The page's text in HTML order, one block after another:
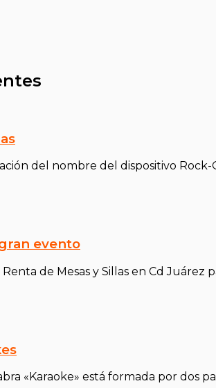
del nombre del dispositivo
evento
de Mesas y Sillas en Cd
«Karaoke» está formada por dos